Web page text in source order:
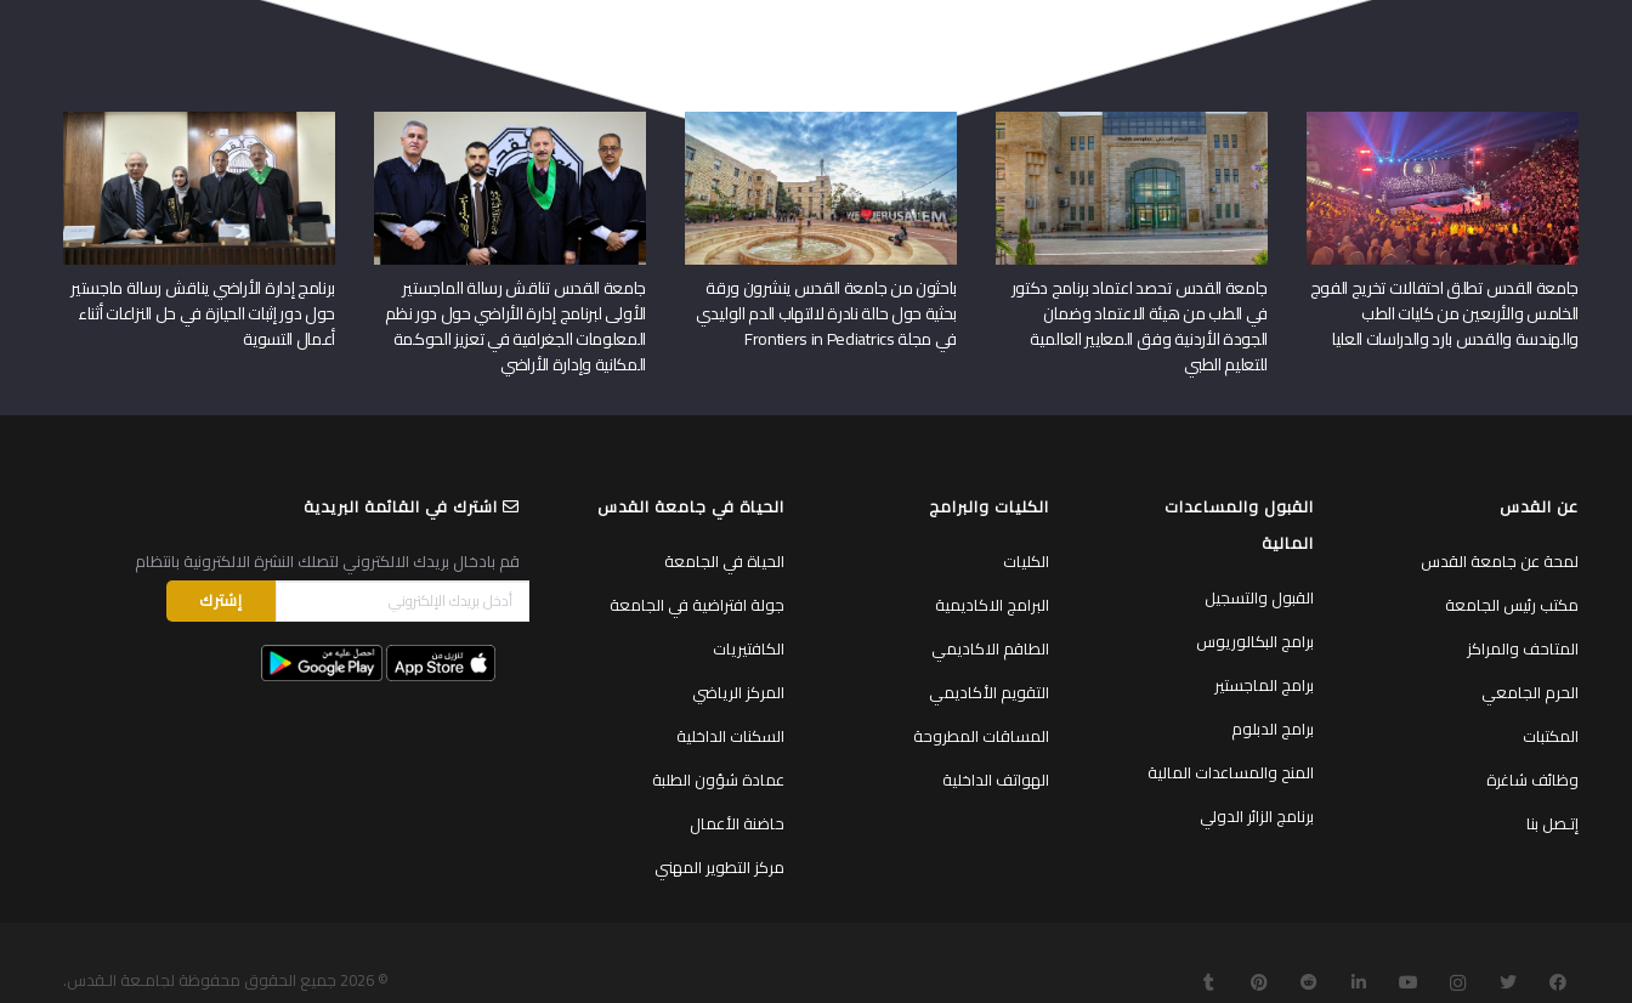
جامعة القدس تطلق احتفالات تخريج الفوج
الخامس والأربعين من كليات الطب
والهندسة والقدس بارد والدراسات العليا
جامعة القدس تحصد اعتماد برنامج دكتور
في الطب من هيئة الاعتماد وضمان
الجودة الأردنية وفق المعايير العالمية
للتعليم الطبي
باحثون من جامعة القدس ينشرون ورقة
بحثية حول حالة نادرة لالتهاب الدم الوليدي
في مجلة Frontiers in Pediatrics
جامعة القدس تناقش رسالة الماجستير
الأولى لبرنامج إدارة الأراضي حول دور نظم
المعلومات الجغرافية في تعزيز الحوكمة
المكانية وإدارة الأراضي
برنامج إدارة الأراضي يناقش رسالة ماجستير
حول دور إثبات الحيازة في حل النزاعات أثناء
أعمال التسوية
عن القدس
لمحة عن جامعة القدس
مكتب رئيس الجامعة
المتاحف والمراكز
الحرم الجامعي
المكتبات
وظائف شاغرة
إتـصل بنا
القبول والمساعدات
المالية
القبول والتسجيل
برامج البكالوريوس
برامج الماجستير
برامج الدبلوم
المنح والمساعدات المالية
برنامج الزائر الدولي
الكليات والبرامج
الكليات
البرامج الاكاديمية
الطاقم الاكاديمي
التقويم الأكاديمي
المساقات المطروحة
الهواتف الداخلية
الحياة في جامعة القدس
الحياة في الجامعة
جولة افتراضية في الجامعة
الكافتيريات
المركز الرياضي
السكنات الداخلية
عمادة شؤون الطلبة
حاضنة الأعمال
مركز التطوير المهني
اشترك في القائمة البريدية
قم بادخال بريدك الالكتروني لتصلك النشرة الالكترونية بانتظام
© 2026 جميع الحقوق محفوظة لجامـعة الـقدس.